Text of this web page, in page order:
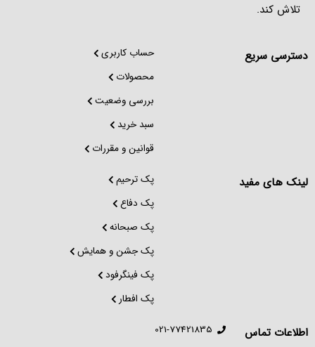
تلاش کند.
دسترسی سریع
حساب کاربری
محصولات
بررسی وضعیت
سبد خرید
قوانین و مقررات
لینک های مفید
پک ترحیم
پک دفاع
پک صبحانه
پک جشن و همایش
پک فینگرفود
پک افطار
اطلاعات تماس
021-77421835